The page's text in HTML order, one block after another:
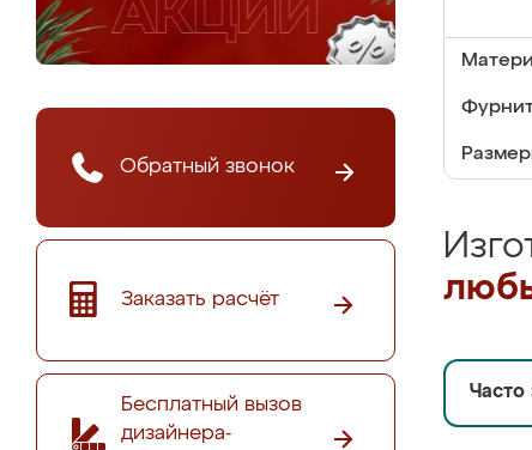
Обратный звонок
Заказать расчёт
Бесплатный вызов
дизайнера-
Часто